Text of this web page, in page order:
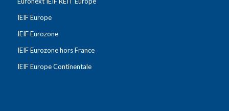
IEIF Europe
IEIF Eurozone
IEIF Eurozone hors France
IEIF Europe Continentale